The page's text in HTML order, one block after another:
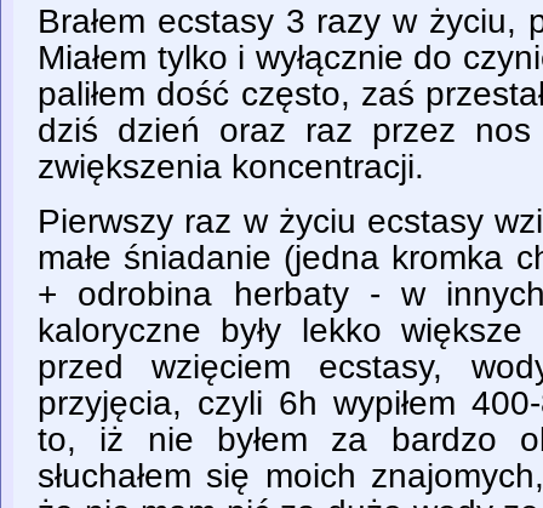
Brałem ecstasy 3 razy w życiu,
Miałem tylko i wyłącznie do
paliłem dość często, zaś
dziś dzień oraz raz przez nos
zwiększenia koncentracji.
Pierwszy raz w życiu ecstasy
małe śniadanie (jedna kromka
+ odrobina herbaty - w
kaloryczne były lekko
przed wzięciem ecstasy,
przyjęcia, czyli 6h wypiłem
to, iż nie byłem za bardzo
słuchałem się moich